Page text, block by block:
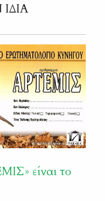
είναι το